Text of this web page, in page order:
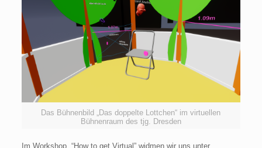
Das Bühnenbild „Das doppelte Lottchen“ im virtuellen
Bühnenraum des tjg. Dresden
Im Workshop “How to get Virtual” widmen wir uns unter